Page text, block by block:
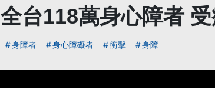
全台118萬身心障者
身障者 身心障礙者 衝擊 身障